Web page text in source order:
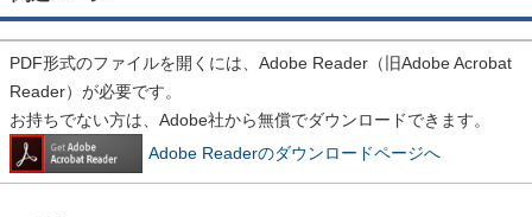
PDF形式のファイルを開くには、Adobe Reader（旧Adobe Acrobat
Reader）が必要です。
お持ちでない方は、Adobe社から無償でダウンロードできます。
Adobe Readerのダウンロードページへ